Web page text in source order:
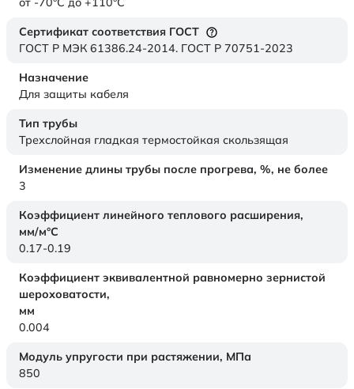
Сертификат соответствия ГОСТ
ГОСТ Р МЭК 61386.24-2014. ГОСТ Р 70751-2023
Назначение
Для защиты кабеля
Тип трубы
Трехслойная гладкая термостойкая скользящая
Изменение длины трубы после прогрева, %, не более
3
Коэффициент линейного теплового расширения,
мм/м°С
0.17-0.19
Коэффициент эквивалентной равномерно зернистой
шероховатости,
мм
0.004
Модуль упругости при растяжении, МПа
850